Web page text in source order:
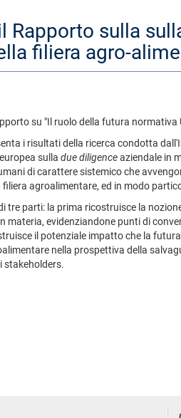
Rapporto sulla
filiera agro-
su "Il ruolo della futura
i risultati della ricerca condotta
sulla due diligenceaziendale in
di carattere sistemico che
agroalimentare, ed in modo
tre parti: la prima ricostruisce la
materia, evidenziandone punti di
il potenziale impatto che la
nella prospettiva della
stakeholders.